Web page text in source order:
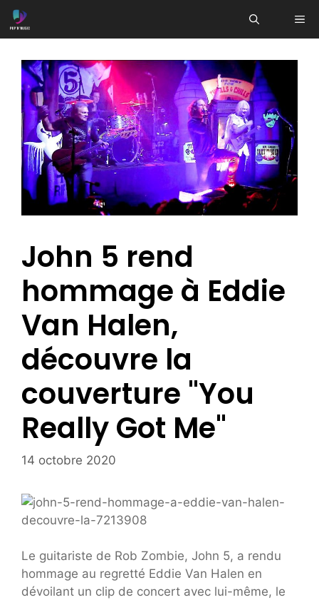
Aller
au
John 5 rend
hommage à Eddie
Van Halen,
découvre la
couverture "You
Really Got Me"
14 octobre 2020
Le guitariste de Rob Zombie, John 5, a rendu
hommage au regretté Eddie Van Halen en
dévoilant un clip de concert avec lui-même, le